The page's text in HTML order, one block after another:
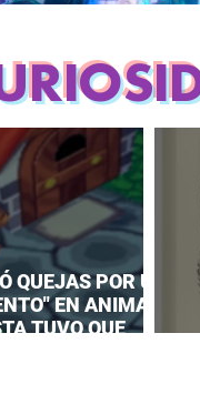
QUEJAS POR UN
EN ANIMAL
TUVO QUE